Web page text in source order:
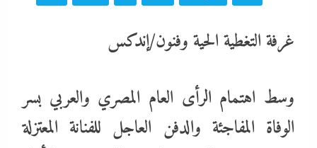
غرفة التغطية الحية وفنون/إندكس
وسط اهتمام الرأى العام المصري والعربي بسر
الوفاة المفاجئة والدفن العاجل للفنانة المعتزلة